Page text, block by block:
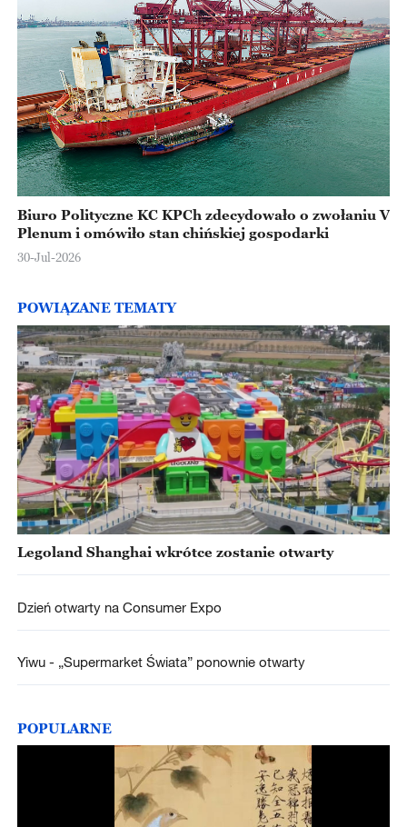
Biuro Polityczne KC KPCh zdecydowało o zwołaniu V
Plenum i omówiło stan chińskiej gospodarki
30-Jul-2026
POWIĄZANE TEMATY
Legoland Shanghai wkrótce zostanie otwarty
Dzień otwarty na Consumer Expo
Yiwu - „Supermarket Świata” ponownie otwarty
POPULARNE